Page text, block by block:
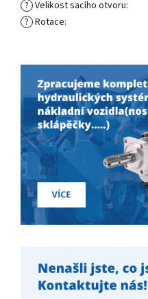
? Velikost sacího otvoru:
? Rotace: